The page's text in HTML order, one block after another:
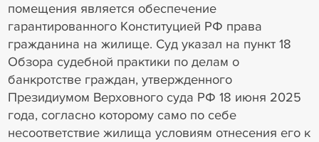
помещения является обеспечение
гарантированного Конституцией РФ права
гражданина на жилище. Суд указал на пункт 18
Обзора судебной практики по делам о
банкротстве граждан, утвержденного
Президиумом Верховного суда РФ 18 июня 2025
года, согласно которому само по себе
несоответствие жилища условиям отнесения его к